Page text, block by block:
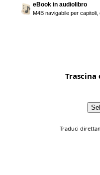
eBook in audiolibro
M4B navigabile per
Trascina
Traduci